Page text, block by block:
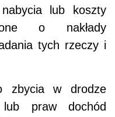
lub koszty
o nakłady
tych rzeczy i
zbycia w drodze
lub praw dochód